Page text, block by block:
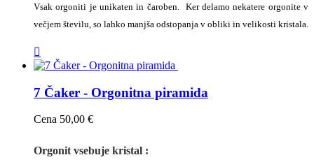
Vsak orgoniti je unikaten in čaroben. Ker delamo nekatere orgonite v
večjem številu, so lahko manjša odstopanja v obliki in velikosti kristala.

7 Čaker - Orgonitna piramida
Cena 50,00 €
Orgonit vsebuje kristal :